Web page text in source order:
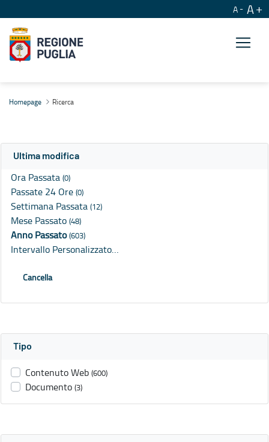
A A
Homepage Ricerca
Ultima modifica
Ora Passata (0)
Passate 24 Ore (0)
Settimana Passata (12)
Mese Passato (48)
Anno Passato(603)
Intervallo Personalizzato…
Cancella
Tipo
Contenuto Web (600)
Documento (3)